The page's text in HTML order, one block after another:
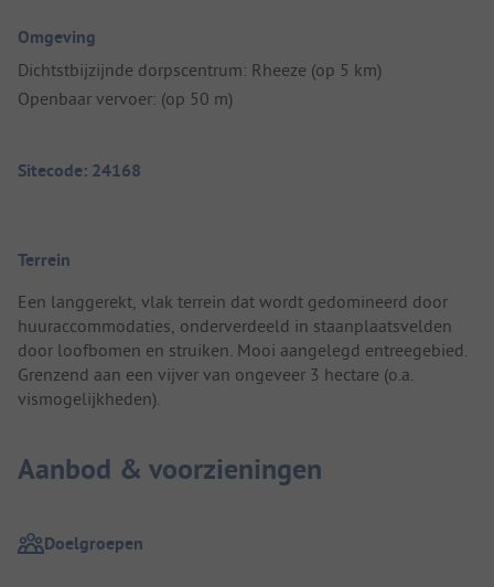
Omgeving
Dichtstbijzijnde dorpscentrum: Rheeze (op 5 km)
Openbaar vervoer: (op 50 m)
Sitecode: 24168
Terrein
Een langgerekt, vlak terrein dat wordt gedomineerd door
huuraccommodaties, onderverdeeld in staanplaatsvelden
door loofbomen en struiken. Mooi aangelegd entreegebied.
Grenzend aan een vijver van ongeveer 3 hectare (o.a.
vismogelijkheden).
Aanbod & voorzieningen
Doelgroepen